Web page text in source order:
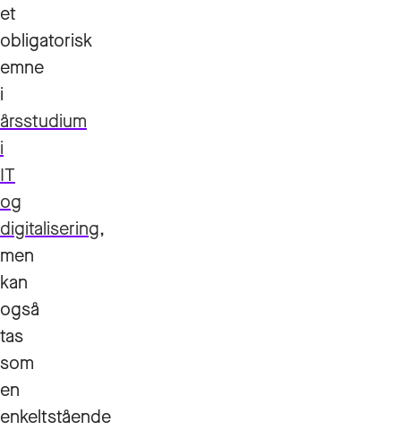
et
obligatorisk
emne
i
årsstudium
i
IT
og
digitalisering,
men
kan
også
tas
som
en
enkeltstående